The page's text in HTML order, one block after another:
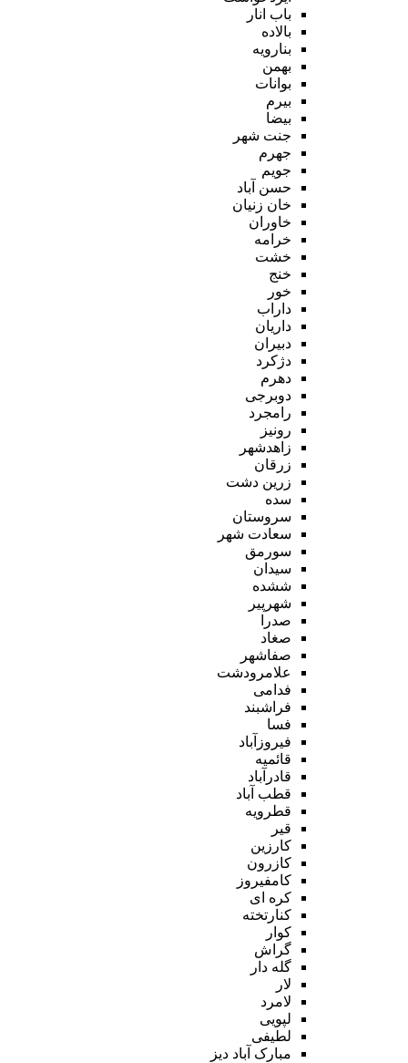
باب انار
بالاده
بنارویه
بهمن
بوانات
بیرم
بیضا
جنت شهر
جهرم
جویم
حسن آباد
خان زنیان
خاوران
خرامه
خشت
خنج
خور
داراب
داریان
دبیران
دژکرد
دهرم
دوبرجی
رامجرد
رونیز
زاهدشهر
زرقان
زرین دشت
سده
سروستان
سعادت شهر
سورمق
سیدان
ششده
شهرپیر
صدرا
صغاد
صفاشهر
علامرودشت
فدامی
فراشبند
فسا
فیروزآباد
قائمیه
قادرآباد
قطب آباد
قطرویه
قیر
کارزین
کازرون
کامفیروز
کره ای
کنارتخته
کوار
گراش
گله دار
لار
لامرد
لپویی
لطیفی
مبارک آباد دیز